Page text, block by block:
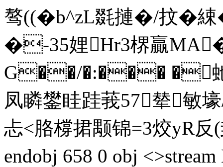
骜((�b^zL毲摙�/抆
�-35娌Hr3楐贏MA��
G��/�:��� �
凤瞵鐢眭跬莪57辇敏
忐<胳橕捃颙锦=3烄yR
endobj 658 0 obj